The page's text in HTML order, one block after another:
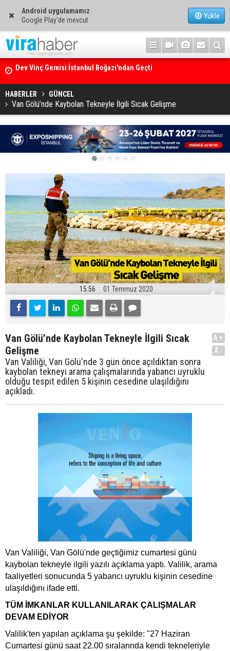
Android uygulamamız
Google Play'de mevcut
Yükle
Ege Denizi’nin En Büyük Mercan Ormanı
HABERLER GÜNCEL
Van Gölü’nde Kaybolan Tekneyle İlgili Sıcak Gelişme
15:56 01 Temmuz 2020
Van Gölü’nde Kaybolan Tekneyle İlgili Sıcak
Gelişme
Van Valiliği, Van Gölü'nde 3 gün önce açıldıktan sonra
kaybolan tekneyi arama çalışmalarında yabancı uyruklu
olduğu tespit edilen 5 kişinin cesedine ulaşıldığını
açıkladı.
A+
A-
Van Valiliği, Van Gölü'nde geçtiğimiz cumartesi günü
kaybolan tekneyle ilgili yazılı açıklama yaptı. Valilik, arama
faaliyetleri sonucunda 5 yabancı uyruklu kişinin cesedine
ulaşıldığını ifade etti.
TÜM İMKANLAR KULLANILARAK ÇALIŞMALAR
DEVAM EDİYOR
Valilik'ten yapılan açıklama şu şekilde: "27 Haziran
Cumartesi günü saat 22.00 sıralarında kendi tekneleriyle